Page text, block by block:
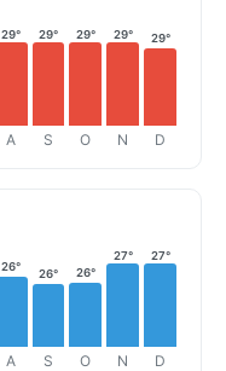
29°
A
29°
S
29°
O
29°
N
29°
D
26°
A
26°
S
26°
O
27°
N
27°
D